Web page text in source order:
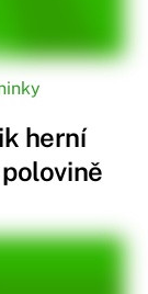
herní